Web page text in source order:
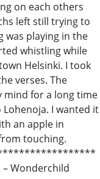
on each others
left still trying to
was playing in the
whistling while
Helsinki. I took
verses. The
mind for a long time
I wanted it
an apple in
touching.
Wonderchild